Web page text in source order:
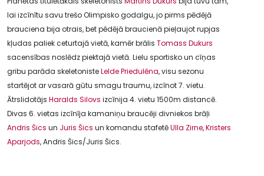
lai izcīnītu savu trešo Olimpisko godalgu, jo pirms pēdējā
brauciena bija otrais, bet pēdējā braucienā pieļaujot rupjas
kļudas paliek ceturtajā vietā, kamēr brālis Tomass Dukurs
sacensības noslēdz piektajā vietā. Lielu sportisko un cīņas
gribu parāda skeletonisteLelde Priedulēna, visu sezonu
startējot ar vasarā gūtu smagu traumu, izcīnot 7. vietu.
Ātrslidotājs Haralds Silovs izcīnija 4. vietu 1500m distancē.
Divas 6. vietas izcīnīja kamaniņu braucēji divniekos brāļi
Andris Šics un Juris Šics un komandu stafetēUlla Zirne,Kristers
Aparjods, Andris Šics/Juris Šics.